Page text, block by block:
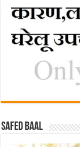
Safed baal